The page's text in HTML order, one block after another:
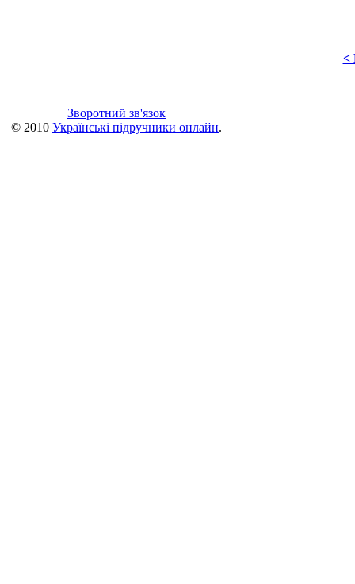
<
Зворотний зв'язок
© 2010 Українські підручники онлайн.